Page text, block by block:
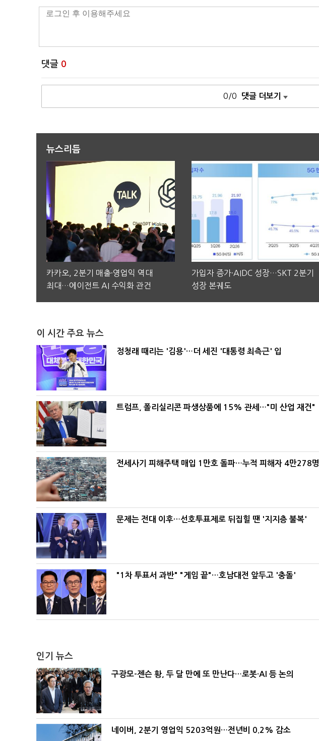
댓글 0
0/0 댓글 더보기
뉴스리듬
카카오, 2분기 매출·영업익 역대
최대…에이전트 AI 수익화 관건
가입자 증가·AIDC 성장…SKT 2분기
성장 본궤도
이 시간 주요 뉴스
정청래 때리는 '김용'…더 세진 '대통령 최측근' 입
트럼프, 폴리실리콘 파생상품에 15% 관세…"미 산업 재건"
전세사기 피해주택 매입 1만호 돌파…누적 피해자 4만278명
문제는 전대 이후…선호투표제로 뒤집힐 땐 '지지층 불복'
"1차 투표서 과반" "게임 끝"…호남대전 앞두고 '충돌'
인기 뉴스
구광모-젠슨 황, 두 달 만에 또 만난다…로봇·AI 등 논의
네이버, 2분기 영업익 5203억원…전년비 0.2% 감소